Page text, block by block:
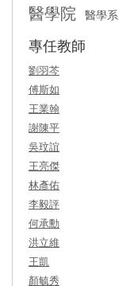
醫學院 醫學系
專任教師
劉羽芩
傅斯如
王業翰
謝陳平
吳玟誼
王亮傑
林彥佑
李毅評
何承勳
洪立維
王凱
顏毓秀